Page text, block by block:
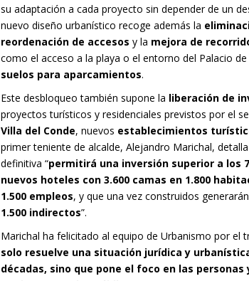
su adaptación a cada proyecto sin depender de un
nuevo diseño urbanístico recoge además la
reordenación de accesos y la mejora de
como el acceso a la playa o el entorno del Palacio
suelos para aparcamientos.
Este desbloqueo también supone la liberación de
proyectos turísticos y residenciales previstos por el
Villa del Conde, nuevos establecimientos
primer teniente de alcalde, Alejandro Marichal,
definitiva “permitirá una inversión superior a los
nuevos hoteles con 3.600 camas en 1.800
1.500 empleos, y que una vez construidos generarán
1.500 indirectos”.
Marichal ha felicitado al equipo de Urbanismo por el
solo resuelve una situación jurídica y
décadas, sino que pone el foco en las